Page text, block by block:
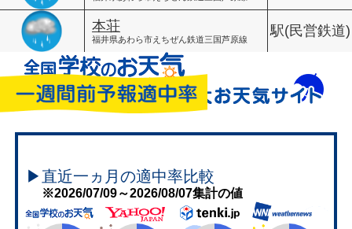
本荘
福井県あわら市えちぜん鉄道三国芦原線
駅(民営鉄道)
▶直近一ヵ月の適中率比較
※2026/07/09～2026/08/07集計の値